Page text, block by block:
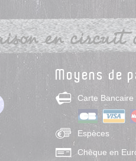
en circuit
Moyens de
Carte Bancaire
Espèces
Chèque en